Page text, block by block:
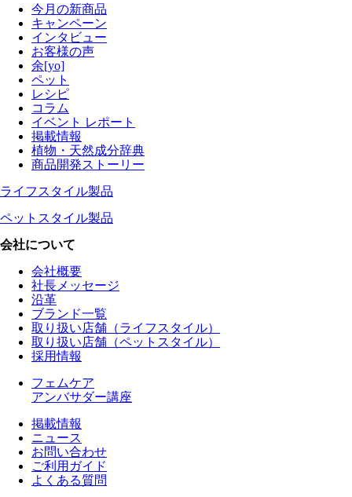
今月の新商品
キャンペーン
インタビュー
お客様の声
余[yo]
ペット
レシピ
コラム
イベント レポート
掲載情報
植物・天然成分辞典
商品開発ストーリー
ライフスタイル製品
ペットスタイル製品
会社について
会社概要
社長メッセージ
沿革
ブランド一覧
取り扱い店舗（ライフスタイル）
取り扱い店舗（ペットスタイル）
採用情報
フェムケア
アンバサダー講座
掲載情報
ニュース
お問い合わせ
ご利用ガイド
よくある質問